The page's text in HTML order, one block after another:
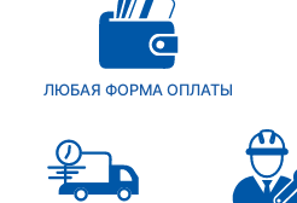
ЛЮБАЯ ФОРМА ОПЛАТЫ